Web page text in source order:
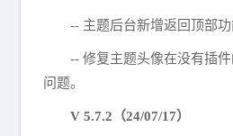
-- 主题后台新增返回顶部功
-- 修复主题头像在没有插
问题。
V 5.7.2（24/07/17）